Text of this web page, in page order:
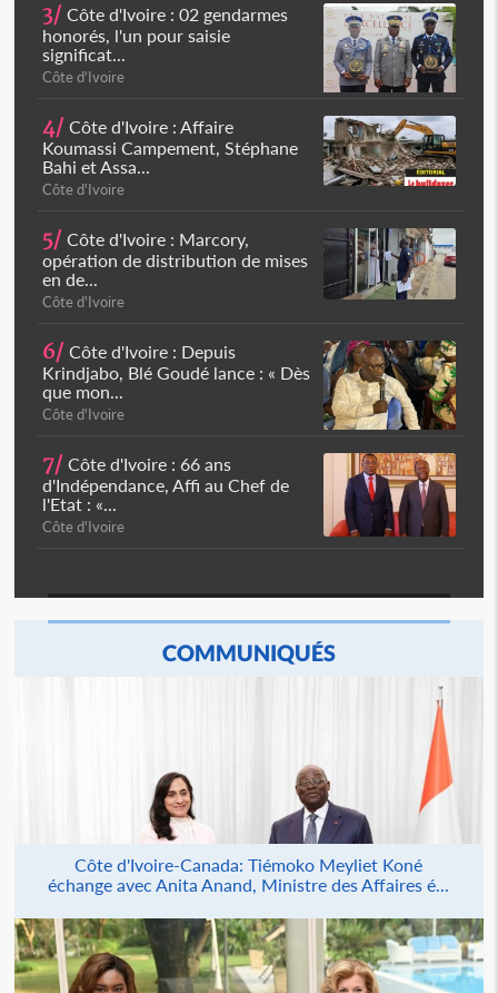
3/ Côte d'Ivoire : 02 gendarmes
honorés, l'un pour saisie
significat...
Côte d'Ivoire
4/ Côte d'Ivoire : Affaire
Koumassi Campement, Stéphane
Bahi et Assa...
Côte d'Ivoire
5/ Côte d'Ivoire : Marcory,
opération de distribution de mises
en de...
Côte d'Ivoire
6/ Côte d'Ivoire : Depuis
Krindjabo, Blé Goudé lance : « Dès
que mon...
Côte d'Ivoire
7/ Côte d'Ivoire : 66 ans
d'Indépendance, Affi au Chef de
l'Etat : «...
Côte d'Ivoire
COMMUNIQUÉS
Côte d'Ivoire-Canada: Tiémoko Meyliet Koné
échange avec Anita Anand, Ministre des Affaires é...